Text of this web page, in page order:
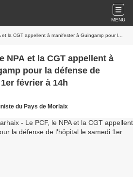
MENU
à manifester à Guingamp pour la défense de l'hôpital le samedi 1er février à 14h
NPA et la CGT appellent à
pour la défense de
février à 14h
du Pays de Morlaix